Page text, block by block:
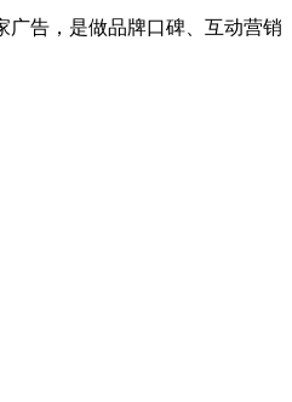
广告，是做品牌口碑、互动营销